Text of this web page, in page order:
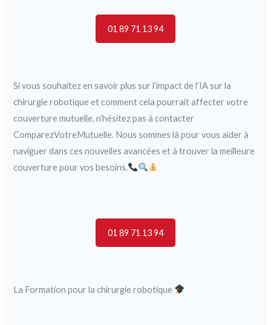
01 89 71 13 94
Si vous souhaitez en savoir plus sur l’impact de l’IA sur la
chirurgie robotique et comment cela pourrait affecter votre
couverture mutuelle, n’hésitez pas à contacter
ComparezVotreMutuelle. Nous sommes là pour vous aider à
naviguer dans ces nouvelles avancées et à trouver la meilleure
couverture pour vos besoins.
01 89 71 13 94
La Formation pour la chirurgie robotique